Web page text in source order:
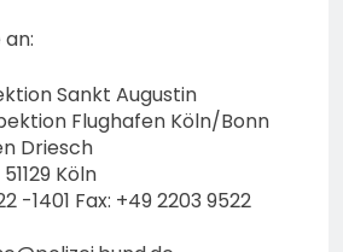
Sankt Augustin
Flughafen Köln/Bonn
Driesch
Köln
-1401 Fax: +49 2203 9522